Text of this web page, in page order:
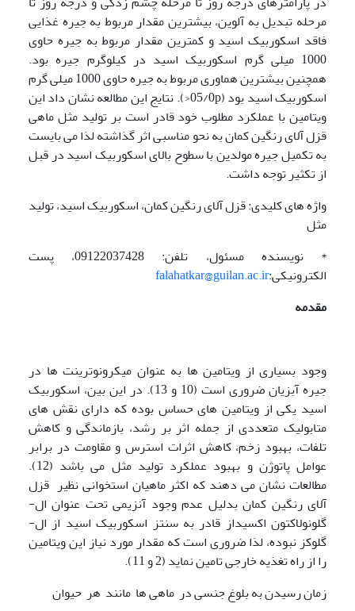
مرحله تبدیل به آلوین، بیشترین مقدار مربوط به جیره غذایی
فاقد اسکوربیک اسید و کمترین مقدار مربوط به جیره حاوی
1000 میلی گرم اسکوربیک اسید در کیلوگرم جیره بود.
همچنین بیشترین هماوری مربوط به جیره حاوی 1000 میلی گرم
اسکوربیک اسید بود (05/0p<). نتایج این مطالعه نشان داد این
ویتامین با عملکرد مطلوب خود قادر است بر تولید مثل ماهی
قزل آلای رنگین کمان به نحو مناسبی اثر گذاشته لذا می بایست
به تکمیل جیره مولدین با سطوح بالای اسکوربیک اسید در قبل
از تکثیر توجه داشت.
واژه های کلیدی: قزل آلای رنگین کمان، اسکوربیک اسید، تولید
مثل
* نویسنده مسئول، تلفن: 09122037428، پست
الکترونیکی:falahatkar@guilan.ac.ir
مقدمه
وجود بسیاری از ویتامین ها به عنوان میکرونوترینت ها در
جیره آبزیان ضروری است (10 و 13). در این بین، اسکوربیک
اسید یکی از ویتامین های حساس بوده که دارای نقش های
متابولیک متعددی از جمله اثر بر رشد، بازماندگی و کاهش
تلفات، بهبود زخم، کاهش اثرات استرس و مقاومت در برابر
عوامل پاتوژن و بهبود عملکرد تولید مثل می باشد (12).
مطالعات نشان می دهند که اکثر ماهیان استخوانی نظیر قزل
آلای رنگین کمان بدلیل عدم وجود آنزیمی تحت عنوان ال-
گلونولاکتون اکسیداز قادر به سنتز اسکوربیک اسید از ال-
گلوکز نبوده، لذا ضروری است که مقدار مورد نیاز این ویتامین
را از راه تغذیه خارجی تامین نماید (2 و 11).
زمان رسیدن به بلوغ جنسی در ماهی ها مانند هر حیوان